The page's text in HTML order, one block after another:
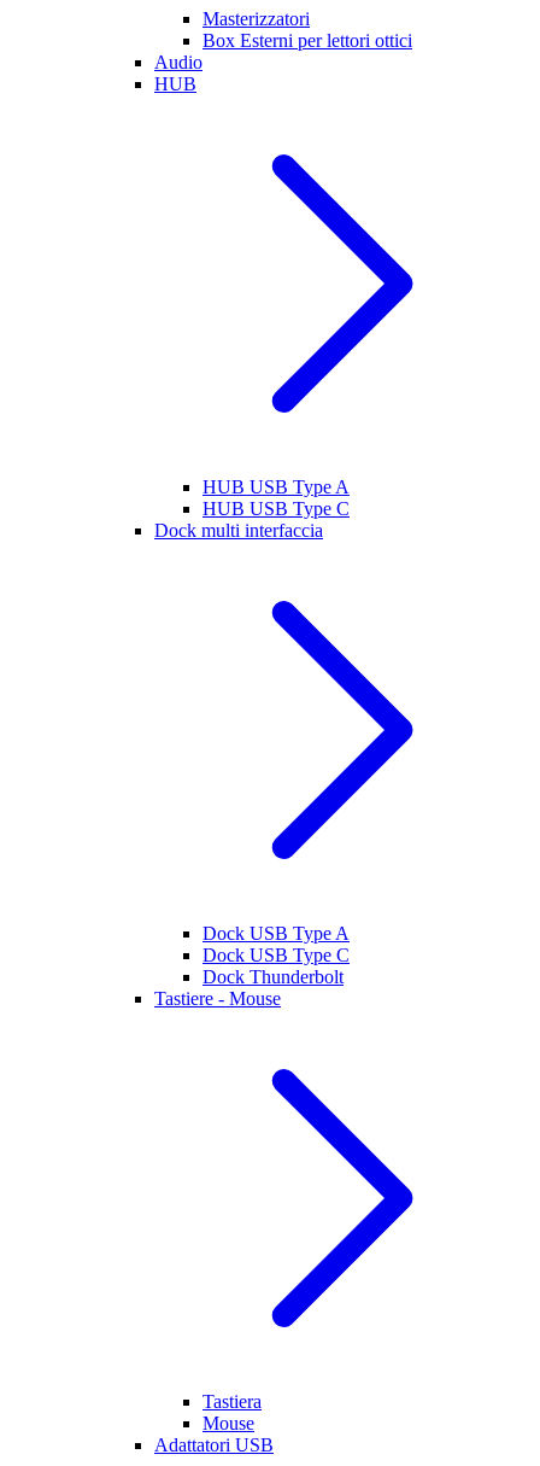
Masterizzatori
Box Esterni per lettori ottici
Audio
HUB
HUB USB Type A
HUB USB Type C
Dock multi interfaccia
Dock USB Type A
Dock USB Type C
Dock Thunderbolt
Tastiere - Mouse
Tastiera
Mouse
Adattatori USB